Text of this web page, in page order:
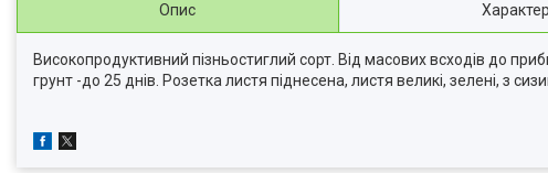
Опис
Високопродуктивний пізньостиглий сорт. Від масових всходів до
грунт -до 25 днів. Розетка листя піднесена, листя великі, зелені, з